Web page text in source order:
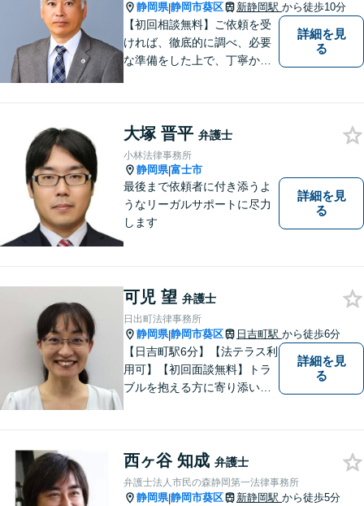
静岡県|静岡市葵区 新静岡駅 から徒歩10分
【初回相談無料】ご依頼を受
ければ、徹底的に調べ、必要
な準備をした上で、丁寧かつ
の損害賠償請求事件、相続・
離婚、破産・個人再生等は、
私が力を注ぎ、得意としてい
る分野です。
詳細を見
る
大塚 晋平 弁護士
小林法律事務所
静岡県|富士市
最後まで依頼者に付き添うよ
うなリーガルサポートに尽力
します
詳細を見
る
可児 望 弁護士
日出町法律事務所
静岡県|静岡市葵区 日吉町駅 から徒歩6分
【日吉町駅6分】【法テラス利
用可】【初回面談無料】トラ
ブルを抱える方に寄り添い、
詳細を見
る
西ヶ谷 知成 弁護士
弁護士法人市民の森静岡第一法律事務所
静岡県|静岡市葵区 新静岡駅 から徒歩5分